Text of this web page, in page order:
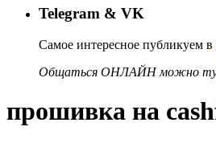
Telegram & VK
Самое интересное публикуем в
Общаться ОНЛАЙН можно
прошивка на